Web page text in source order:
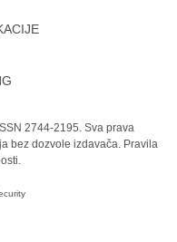
2744-2195. Sva prava
bez dozvole izdavača. Pravila